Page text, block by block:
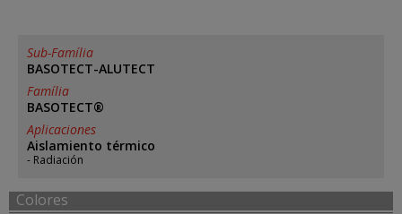
Sub-Família
BASOTECT-ALUTECT
Família
BASOTECT®
Aplicaciones
Aislamiento térmico
Radiación
Colores